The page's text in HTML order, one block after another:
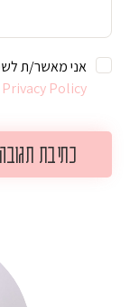
Privacy Policy